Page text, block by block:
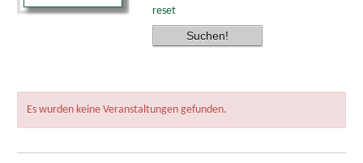
reset
Es wurden keine Veranstaltungen gefunden.